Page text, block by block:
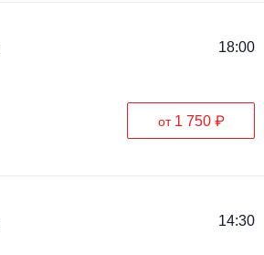
18:00
от 1 750 ₽
14:30